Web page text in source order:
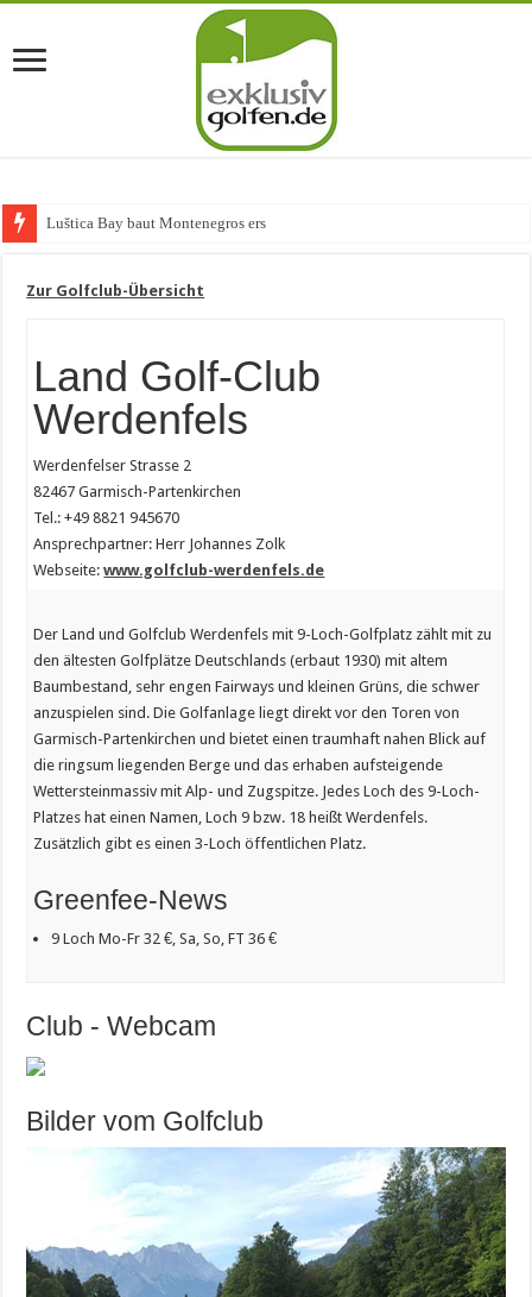
Luštica Bay baut Montenegros erste Golf-Comm
Zur Golfclub-Übersicht
Land Golf-Club
Werdenfels
Werdenfelser Strasse 2
82467 Garmisch-Partenkirchen
Tel.: +49 8821 945670
Ansprechpartner: Herr Johannes Zolk
Webseite:www.golfclub-werdenfels.de
Der Land und Golfclub Werdenfels mit 9-Loch-Golfplatz zählt mit zu
den ältesten Golfplätze Deutschlands (erbaut 1930) mit altem
Baumbestand, sehr engen Fairways und kleinen Grüns, die schwer
anzuspielen sind. Die Golfanlage liegt direkt vor den Toren von
Garmisch-Partenkirchen und bietet einen traumhaft nahen Blick auf
die ringsum liegenden Berge und das erhaben aufsteigende
Wettersteinmassiv mit Alp- und Zugspitze. Jedes Loch des 9-Loch-
Platzes hat einen Namen, Loch 9 bzw. 18 heißt Werdenfels.
Zusätzlich gibt es einen 3-Loch öffentlichen Platz.
Greenfee-News
9 Loch Mo-Fr 32 €, Sa, So, FT 36 €
Club - Webcam
Bilder vom Golfclub